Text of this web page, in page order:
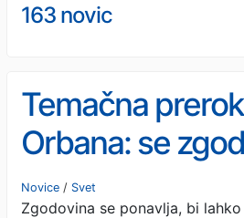
163 novic
Temačna
Orbana: se
ponavlja?
Novice / Svet
Zgodovina se ponavlja, bi